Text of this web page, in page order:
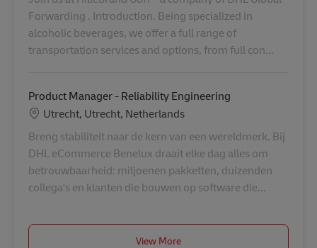
Forwarding . Introduction. Being specialized in
alcoholic beverages, we offer a full range of
transportation services and options, from full con...
Product Manager - Reliability Engineering
Konum
Utrecht, Utrecht, Netherlands
Breng stabiliteit naar de kern van een wereldmerk. Bij
DHL eCommerce Benelux draait elke dag alles om
betrouwbaarheid: miljoenen pakketten, duizenden
collega's en klanten die bouwen op software die...
View More